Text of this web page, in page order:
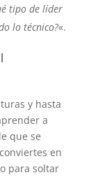
tipo de líder
lo técnico?«.
y hasta
a
que se
en
para soltar